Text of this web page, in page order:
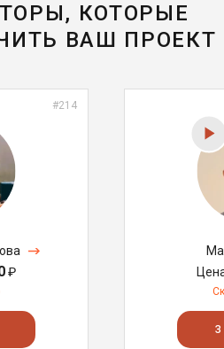
КОТОРЫЕ
ВАШ ПРОЕКТ
#214
₽